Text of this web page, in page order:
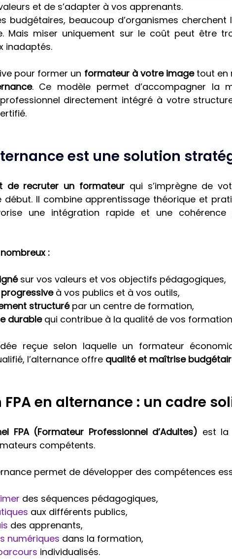
et de s’adapter à vos apprenants.
budgétaires, beaucoup d’organismes cherchent
Mais miser uniquement sur le coût peut être
inadaptés.
pour former un formateur à votre image tout en
. Ce modèle permet d’accompagner la
directement intégré à votre
est une solution
de recruter un formateur qui s’imprègne de
début. Il combine apprentissage théorique et
une intégration rapide et une cohérence
:
sur vos valeurs et vos objectifs pédagogiques,
à vos publics et à vos outils,
structuré par un centre de formation,
durable qui contribue à la qualité de vos
reçue selon laquelle un formateur
l’alternance offre qualité et maîtrise
en alternance : un cadre
FPA (Formateur Professionnel d’Adultes) est la
compétents.
permet de développer des compétences
des séquences pédagogiques,
aux différents publics,
des apprenants,
numériques dans la formation,
individualisés.